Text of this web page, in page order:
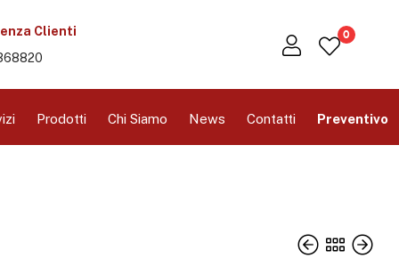
Clienti
0
Prodotti Chi Siamo News Contatti Preventivo